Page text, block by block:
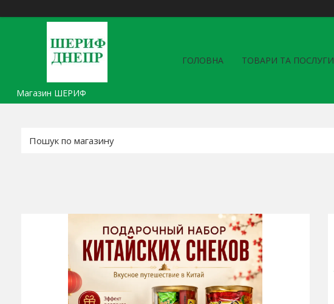
Магазин ШЕРИФ
ГОЛОВНА ТОВАРИ ТА ПОСЛУГИ